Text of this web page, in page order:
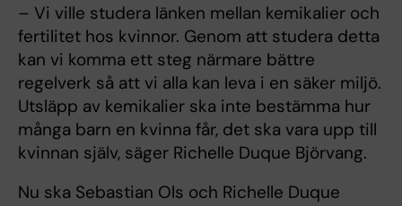
– Vi ville studera länken mellan kemikalier och
fertilitet hos kvinnor. Genom att studera detta
kan vi komma ett steg närmare bättre
regelverk så att vi alla kan leva i en säker miljö.
Utsläpp av kemikalier ska inte bestämma hur
många barn en kvinna får, det ska vara upp till
kvinnan själv, säger Richelle Duque Björvang.
Nu ska Sebastian Ols och Richelle Duque